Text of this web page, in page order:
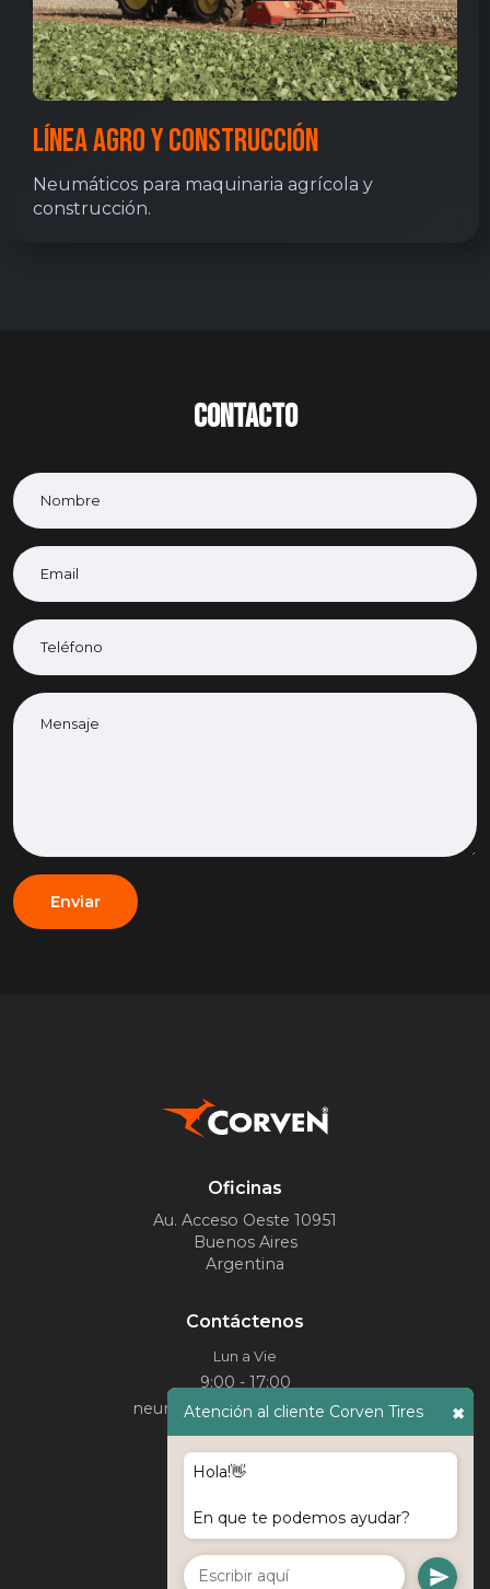
Línea Agro Y CONSTRUCCIÓN
Neumáticos para maquinaria agrícola y
construcción.
CONTACTO
Enviar
Oficinas
Au. Acceso Oeste 10951
Buenos Aires
Argentina
Contáctenos
Lun a Vie
9:00 - 17:00
neumaticos@corven.com.ar
Páginas
Línea Pesada
Línea Agro
Contacto
Atención al cliente Corven Tires ✖
Hola!👋
En que te podemos ayudar?